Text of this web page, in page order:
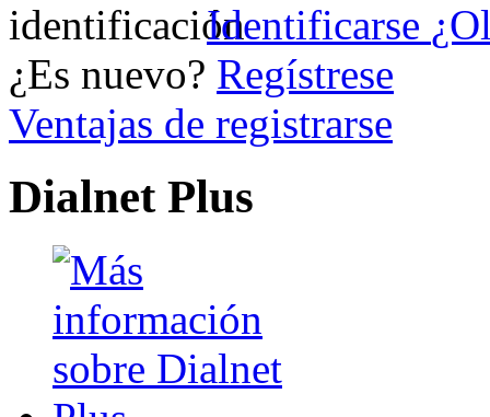
Identificarse
¿Es nuevo? Regístrese
Ventajas de registrarse
Dialnet Plus